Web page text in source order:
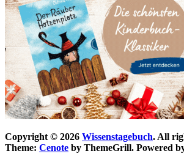
Copyright © 2026 Wissenstagebuch. All
Theme: Cenote by ThemeGrill. Powered